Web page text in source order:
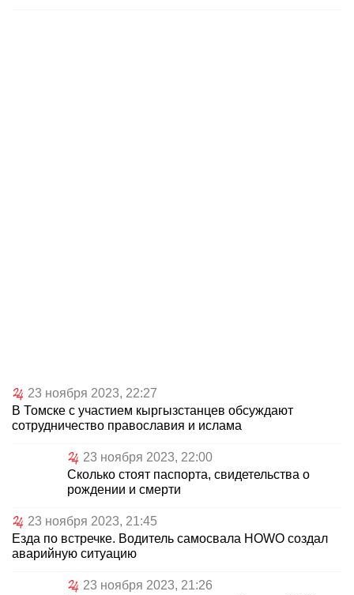
23 ноября 2023, 22:27
В Томске с участием кыргызстанцев обсуждают
сотрудничество православия и ислама
23 ноября 2023, 22:00
Сколько стоят паспорта, свидетельства о
рождении и смерти
23 ноября 2023, 21:45
Езда по встречке. Водитель самосвала HOWO создал
аварийную ситуацию
23 ноября 2023, 21:26